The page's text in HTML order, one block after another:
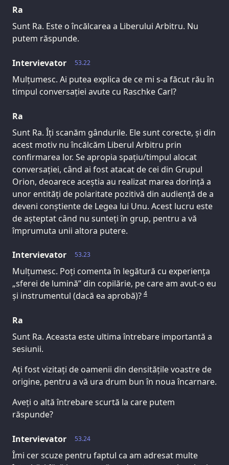
Ra
Sunt Ra. Este o încălcarea a Liberului Arbitru. Nu
putem răspunde.
53.22
Intervievator
Mulțumesc. Ai putea explica de ce mi s-a făcut rău în
timpul conversației avute cu Raschke Carl?
Ra
Sunt Ra. Îți scanăm gândurile. Ele sunt corecte, și din
acest motiv nu încălcăm Liberul Arbitru prin
confirmarea lor. Se apropia spațiu/timpul alocat
conversației, când ai fost atacat de cei din Grupul
Orion, deoarece aceștia au realizat marea dorință a
unor entități de polaritate pozitivă din audiență de a
deveni conștiente de Legea lui Unu. Acest lucru este
de așteptat când nu sunteți în grup, pentru a vă
împrumuta unii altora putere.
53.23
Intervievator
Mulțumesc. Poți comenta în legătură cu experiența
„sferei de lumină” din copilărie, pe care am avut-o eu
și instrumentul (dacă ea aprobă)? 4
Ra
Sunt Ra. Aceasta este ultima întrebare importantă a
sesiunii.
Ați fost vizitați de oamenii din densitățile voastre de
origine, pentru a vă ura drum bun în noua încarnare.
Aveți o altă întrebare scurtă la care putem
răspunde?
53.24
Intervievator
Îmi cer scuze pentru faptul ca am adresat multe